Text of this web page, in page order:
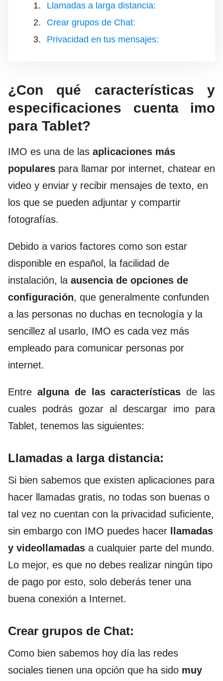
Llamadas a larga distancia:
Crear grupos de Chat:
Privacidad en tus mensajes:
¿Con qué características y
especificaciones cuenta imo
para Tablet?
IMO es una de las aplicaciones más
populares para llamar por internet, chatear en
video y enviar y recibir mensajes de texto, en
los que se pueden adjuntar y compartir
fotografías.
Debido a varios factores como son estar
disponible en español, la facilidad de
instalación, la ausencia de opciones de
configuración, que generalmente confunden
a las personas no duchas en tecnología y la
sencillez al usarlo, IMO es cada vez más
empleado para comunicar personas por
internet.
Entre alguna de las características de las
cuales podrás gozar al descargar imo para
Tablet, tenemos las siguientes:
Llamadas a larga distancia:
Si bien sabemos que existen aplicaciones para
hacer llamadas gratis, no todas son buenas o
tal vez no cuentan con la privacidad suficiente,
sin embargo con IMO puedes hacer
llamadas
y videollamadas a cualquier parte del mundo.
Lo mejor, es que no debes realizar ningún tipo
de pago por esto, solo deberás tener una
buena conexión a Internet.
Crear grupos de Chat:
Como bien sabemos hoy día las redes
sociales tienen una opción que ha sido muy